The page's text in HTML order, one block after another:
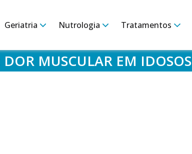
Geriatria Nutrologia Tratamentos
DOR MUSCULAR EM IDOSOS